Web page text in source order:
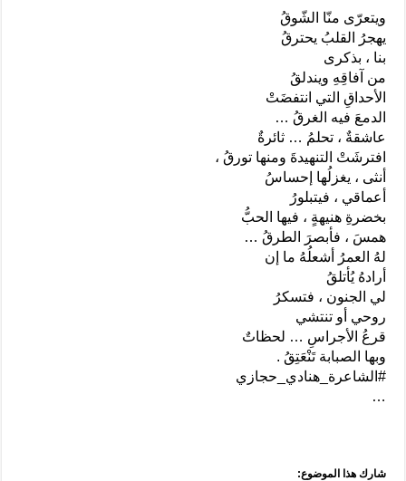
ويتعرّى منّا الشّوقُ
يهجرُ القلبُ يحترقُ
بنا ، بذكرى
من آفاقِهِ ويندلقُ
الأحداقِ التي انتفضَتْ
الدمعَ فيه الغرقُ …
عاشقةٌ ، تحلمُ … ثائرةٌ
افترشَتْ التنهيدةَ ومنها تورقُ ،
أنثى ، يغزلُها إحساسُ
أعماقي ، فيتبلورُ
بخضرةِ هنيهةٍ ، فيها الحبُّ
همسَ ، فأبصرَ الطرقُ …
لهُ العمرُ أشعلُهُ ما إن
أرادهُ يُأتلقُ
لي الجنون ، فتسكرُ
روحي أو تنتشي
قرعُ الأجراسِ … لحظاتٌ
وبها الصبابة تَنْعَتِقُ .
#الشاعرة_هنادي_حجازي
…
شارك هذا الموضوع: